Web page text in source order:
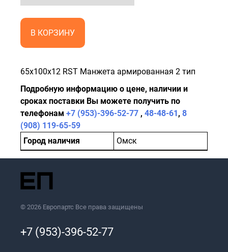
В КОРЗИНУ
65x100x12 RST Манжета армированная 2 тип
Подробную информацию о цене, наличии и
сроках поставки Вы можете получить по
телефонам +7 (953)-396-52-77 , 48-48-61, 8
(908) 119-65-59
Город наличия
Омск
© 2026 Европартс Все права защищены
+7 (953)-396-52-77